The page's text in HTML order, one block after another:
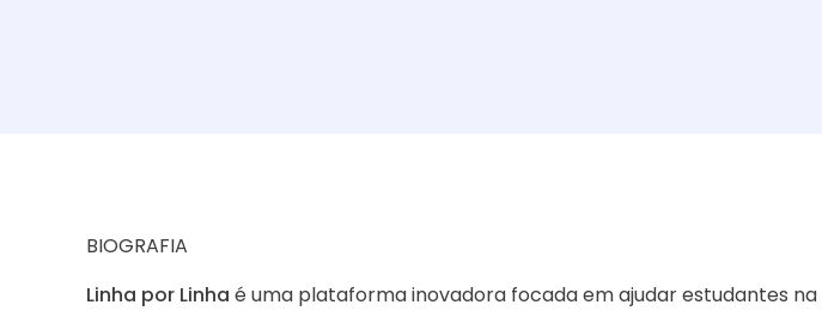
BIOGRAFIA
Linha por Linha é uma plataforma inovadora focada em ajudar estudantes